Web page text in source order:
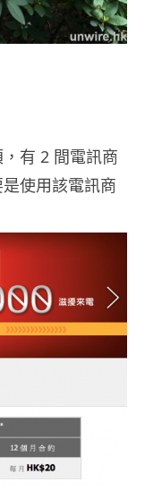
有 2 間電訊商
使用該電訊商